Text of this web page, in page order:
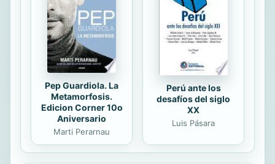
Pep Guardiola. La
Metamorfosis.
Edicion Corner 10o
Aniversario
Marti Perarnau
Perú ante los
desafíos del siglo
XX
Luis Pásara